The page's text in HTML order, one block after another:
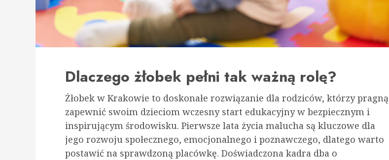
Dlaczego żłobek pełni tak ważną rolę?
Żłobek w Krakowie to doskonałe rozwiązanie dla rodziców, którzy pragną
zapewnić swoim dzieciom wczesny start edukacyjny w bezpiecznym i
inspirującym środowisku. Pierwsze lata życia malucha są kluczowe dla
jego rozwoju społecznego, emocjonalnego i poznawczego, dlatego warto
postawić na sprawdzoną placówkę. Doświadczona kadra dba o